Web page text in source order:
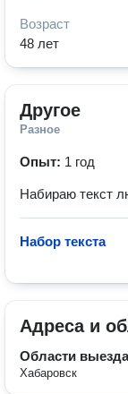
Возраст
48 лет
Другое
Разное
Опыт: 1 год
Набираю текст
Набор текста
Адреса и
Области выезда
Хабаровск